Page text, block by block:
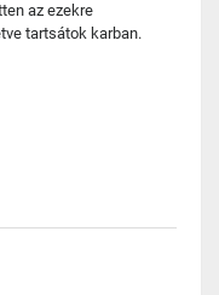
az ezekre
tartsátok karban.